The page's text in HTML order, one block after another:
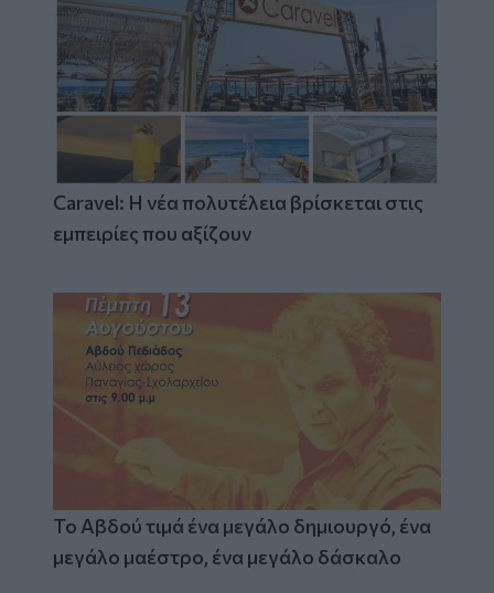
Caravel: Η νέα πολυτέλεια βρίσκεται στις
εμπειρίες που αξίζουν
Το Αβδού τιμά ένα μεγάλο δημιουργό, ένα
μεγάλο μαέστρο, ένα μεγάλο δάσκαλο